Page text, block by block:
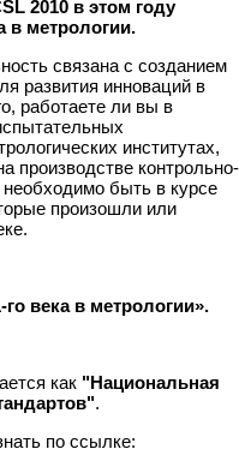
2010 в этом году
в метрологии.
связана с созданием
развития инноваций в
работаете ли вы в
институтах,
производстве контрольно-
быть в курсе
произошли или
века в метрологии».
как "Национальная
.
по ссылке: